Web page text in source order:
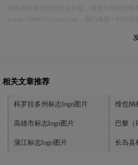
相关文章推荐
科罗拉多州标志logo图片 维也纳
高雄市标志logo图片 巴黎（
蒲江标志logo图片 长岛县